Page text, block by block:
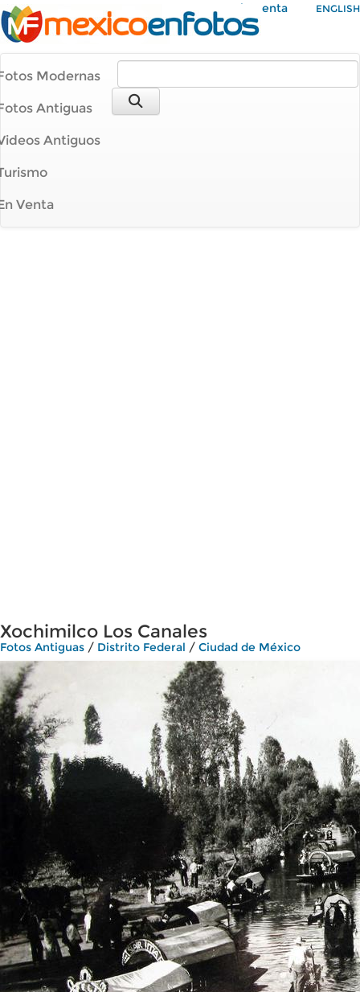
Mi Cuenta ENGLISH
Modernas
Antiguas
Antiguos
Venta
Xochimilco Los Canales
Fotos Antiguas / Distrito Federal / Ciudad de México